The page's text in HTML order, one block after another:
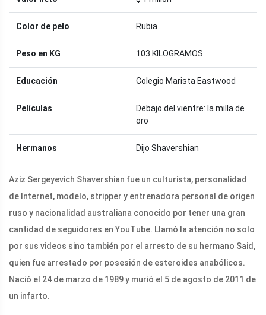
Color de pelo Rubia
Peso en KG 103 KILOGRAMOS
Educación Colegio Marista Eastwood
Películas
Debajo del vientre: la milla de
oro
Hermanos Dijo Shavershian
Aziz Sergeyevich Shavershian fue un culturista, personalidad
de Internet, modelo, stripper y entrenadora personal de origen
ruso y nacionalidad australiana conocido por tener una gran
cantidad de seguidores en YouTube. Llamó la atención no solo
por sus videos sino también por el arresto de su hermano Said,
quien fue arrestado por posesión de esteroides anabólicos.
Nació el 24 de marzo de 1989 y murió el 5 de agosto de 2011 de
un infarto.